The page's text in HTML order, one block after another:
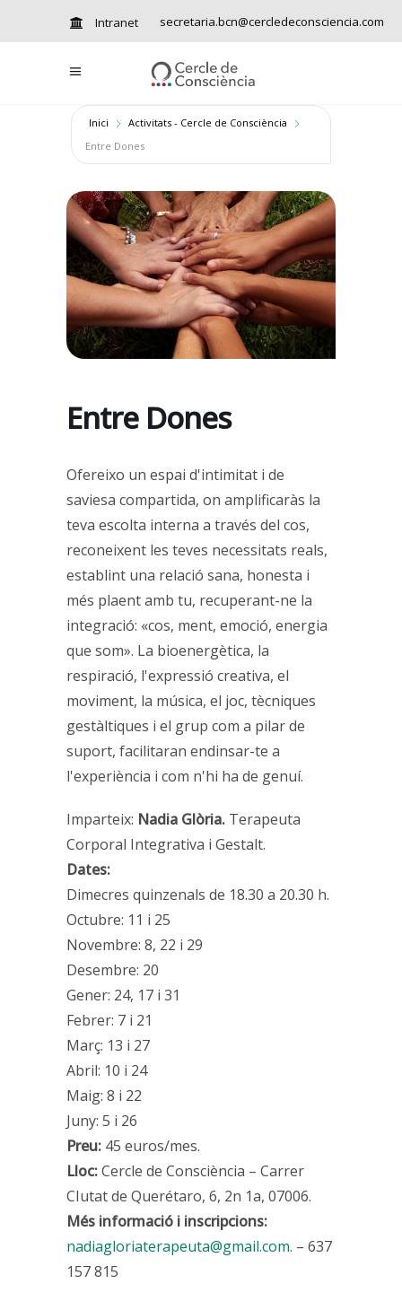
Intranet secretaria.bcn@cercledeconsciencia.com
Inici
Activitats - Cercle de Consciència
Entre Dones
Entre Dones
Ofereixo un espai d'intimitat i de
saviesa compartida, on amplificaràs la
teva escolta interna a través del cos,
reconeixent les teves necessitats reals,
establint una relació sana, honesta i
més plaent amb tu, recuperant-ne la
integració: «cos, ment, emoció, energia
que som». La bioenergètica, la
respiració, l'expressió creativa, el
moviment, la música, el joc, tècniques
gestàltiques i el grup com a pilar de
suport, facilitaran endinsar-te a
l'experiència i com n'hi ha de genuí.
Imparteix: Nadia Glòria. Terapeuta
Corporal Integrativa i Gestalt.
Dates:
Dimecres quinzenals de 18.30 a 20.30 h.
Octubre: 11 i 25
Novembre: 8, 22 i 29
Desembre: 20
Gener: 24, 17 i 31
Febrer: 7 i 21
Març: 13 i 27
Abril: 10 i 24
Maig: 8 i 22
Juny: 5 i 26
Preu: 45 euros/mes.
Lloc:Cercle de Consciència – Carrer
CIutat de Querétaro, 6, 2n 1a, 07006.
Més informació i inscripcions:
nadiagloriaterapeuta@gmail.com. – 637
157 815